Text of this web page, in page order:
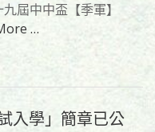
屆中中盃【季軍】
…
入學」簡章已公